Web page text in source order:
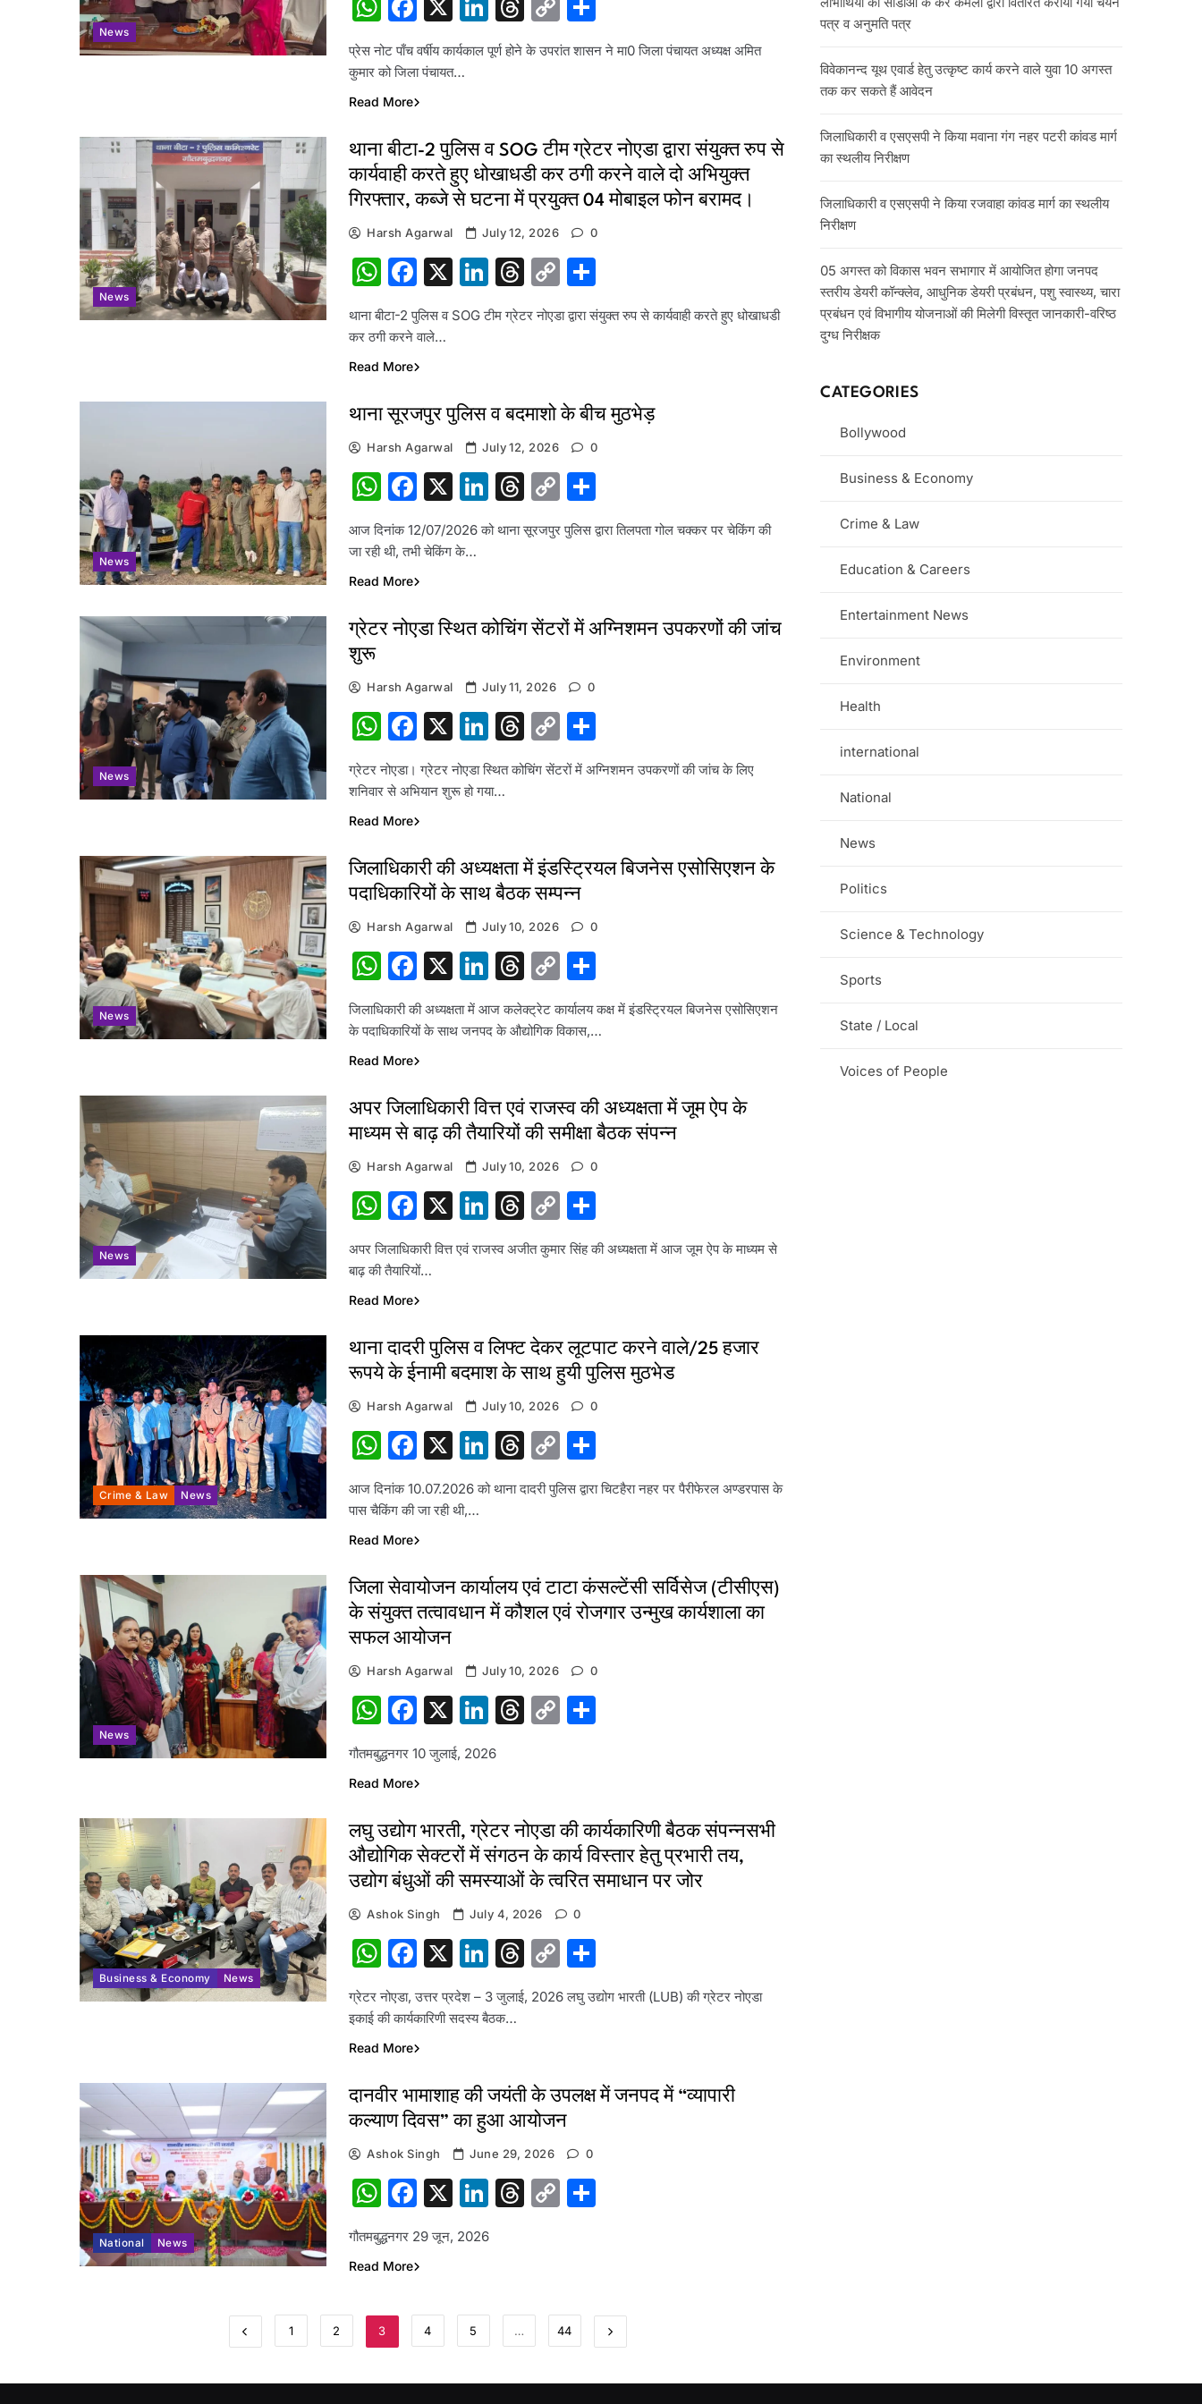
News
Link
प्रेस नोट पाँच वर्षीय कार्यकाल पूर्ण होने के उपरांत शासन ने मा0 जिला पंचायत अध्यक्ष अमित
कुमार को जिला पंचायत…
Read More
News
थाना बीटा-2 पुलिस व SOG टीम ग्रेटर नोएडा द्वारा संयुक्त रुप से
कार्यवाही करते हुए धोखाधडी कर ठगी करने वाले दो अभियुक्त
गिरफ्तार, कब्जे से घटना में प्रयुक्त 04 मोबाइल फोन बरामद।
Harsh Agarwal July 12, 2026 0
WhatsApp
Facebook
X LinkedIn
Threads
Copy
Link
Share
थाना बीटा-2 पुलिस व SOG टीम ग्रेटर नोएडा द्वारा संयुक्त रुप से कार्यवाही करते हुए धोखाधडी
कर ठगी करने वाले…
Read More
News
थाना सूरजपुर पुलिस व बदमाशो के बीच मुठभेड़
Harsh Agarwal July 12, 2026 0
WhatsApp
Facebook
X LinkedIn
Threads
Copy
Link
Share
आज दिनांक 12/07/2026 को थाना सूरजपुर पुलिस द्वारा तिलपता गोल चक्कर पर चेकिंग की
जा रही थी, तभी चेकिंग के…
Read More
News
ग्रेटर नोएडा स्थित कोचिंग सेंटरों में अग्निशमन उपकरणों की जांच
शुरू
Harsh Agarwal July 11, 2026 0
WhatsApp
Facebook
X LinkedIn
Threads
Copy
Link
Share
ग्रेटर नोएडा। ग्रेटर नोएडा स्थित कोचिंग सेंटरों में अग्निशमन उपकरणों की जांच के लिए
शनिवार से अभियान शुरू हो गया…
Read More
News
जिलाधिकारी की अध्यक्षता में इंडस्ट्रियल बिजनेस एसोसिएशन के
पदाधिकारियों के साथ बैठक सम्पन्न
Harsh Agarwal July 10, 2026 0
WhatsApp
Facebook
X LinkedIn
Threads
Copy
Link
Share
जिलाधिकारी की अध्यक्षता में आज कलेक्ट्रेट कार्यालय कक्ष में इंडस्ट्रियल बिजनेस एसोसिएशन
के पदाधिकारियों के साथ जनपद के औद्योगिक विकास,…
Read More
News
अपर जिलाधिकारी वित्त एवं राजस्व की अध्यक्षता में जूम ऐप के
माध्यम से बाढ़ की तैयारियों की समीक्षा बैठक संपन्न
Harsh Agarwal July 10, 2026 0
WhatsApp
Facebook
X LinkedIn
Threads
Copy
Link
Share
अपर जिलाधिकारी वित्त एवं राजस्व अजीत कुमार सिंह की अध्यक्षता में आज जूम ऐप के माध्यम से
बाढ़ की तैयारियों…
Read More
Crime & Law News
थाना दादरी पुलिस व लिफ्ट देकर लूटपाट करने वाले/25 हजार
रूपये के ईनामी बदमाश के साथ हुयी पुलिस मुठभेड
Harsh Agarwal July 10, 2026 0
WhatsApp
Facebook
X LinkedIn
Threads
Copy
Link
Share
आज दिनांक 10.07.2026 को थाना दादरी पुलिस द्वारा चिटहैरा नहर पर पैरीफेरल अण्डरपास के
पास चैकिंग की जा रही थी,…
Read More
News
जिला सेवायोजन कार्यालय एवं टाटा कंसल्टेंसी सर्विसेज (टीसीएस)
के संयुक्त तत्वावधान में कौशल एवं रोजगार उन्मुख कार्यशाला का
सफल आयोजन
Harsh Agarwal July 10, 2026 0
WhatsApp
Facebook
X LinkedIn
Threads
CopyShare
गौतमबुद्धनगर 10 जुलाई, 2026
Read More
Business & Economy News
लघु उद्योग भारती, ग्रेटर नोएडा की कार्यकारिणी बैठक संपन्नसभी
औद्योगिक सेक्टरों में संगठन के कार्य विस्तार हेतु प्रभारी तय,
उद्योग बंधुओं की समस्याओं के त्वरित समाधान पर जोर
Ashok Singh July 4, 2026 0
WhatsApp
Facebook
X LinkedIn
Threads
Copy
Link
Share
ग्रेटर नोएडा, उत्तर प्रदेश – 3 जुलाई, 2026 लघु उद्योग भारती (LUB) की ग्रेटर नोएडा
इकाई की कार्यकारिणी सदस्य बैठक…
Read More
National News
दानवीर भामाशाह की जयंती के उपलक्ष में जनपद में “व्यापारी
कल्याण दिवस” का हुआ आयोजन
Ashok Singh June 29, 2026 0
WhatsApp
Facebook
X LinkedIn
Threads
CopyShare
गौतमबुद्धनगर 29 जून, 2026
Read More
1 2 3 4 5 … 44
पत्र व अनुमति पत्र
विवेकानन्द यूथ एवार्ड हेतु उत्कृष्ट कार्य करने वाले युवा 10 अगस्त
तक कर सकते हैं आवेदन
जिलाधिकारी व एसएसपी ने किया मवाना गंग नहर पटरी कांवड मार्ग
का स्थलीय निरीक्षण
जिलाधिकारी व एसएसपी ने किया रजवाहा कांवड मार्ग का स्थलीय
निरीक्षण
05 अगस्त को विकास भवन सभागार में आयोजित होगा जनपद
स्तरीय डेयरी कॉन्क्लेव, आधुनिक डेयरी प्रबंधन, पशु स्वास्थ्य, चारा
प्रबंधन एवं विभागीय योजनाओं की मिलेगी विस्तृत जानकारी-वरिष्ठ
दुग्ध निरीक्षक
CATEGORIES
Bollywood
Business & Economy
Crime & Law
Education & Careers
Entertainment News
Environment
Health
international
National
News
Politics
Science & Technology
Sports
State / Local
Voices of People